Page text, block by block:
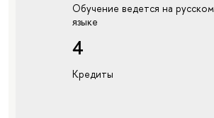
Обучение ведется на русском
языке
4
Кредиты